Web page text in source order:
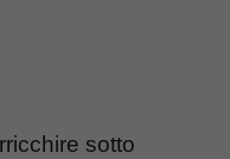
sotto